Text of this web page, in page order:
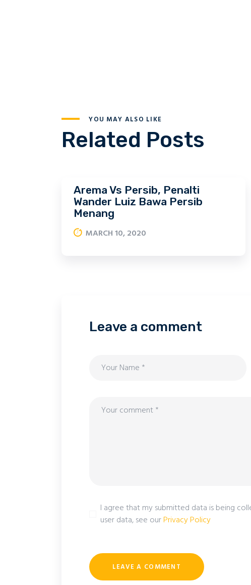
YOU MAY ALSO LIKE
Related Posts
Arema Vs Persib, Penalti
Wander Luiz Bawa Persib
Menang
MARCH 10, 2020
Leave a comment
I agree that my submitted data is being
user data, see ourPrivacy Policy